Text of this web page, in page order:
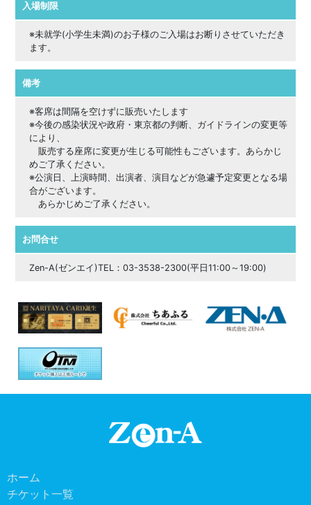
入場制限
※未就学(小学生未満)のお子様のご入場はお断りさせていただき
ます。
備考
※客席は間隔を空けずに販売いたします
※今後の感染状況や政府・東京都の判断、ガイドラインの変更等
により、
販売する座席に変更が生じる可能性もございます。あらかじ
めご了承ください。
※公演日、上演時間、出演者、演目などが急遽予定変更となる場
合がございます。
あらかじめご了承ください。
お問合せ
Zen-A(ゼンエイ)TEL：03-3538-2300(平日11:00～19:00)
ホーム
チケット一覧